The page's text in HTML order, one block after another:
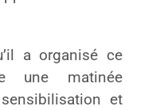
a organisé ce
une matinée
et